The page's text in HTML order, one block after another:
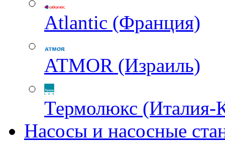
Atlantic (Франция)
ATMOR (Израиль)
Термолюкс (Италия-
Насосы и насосные